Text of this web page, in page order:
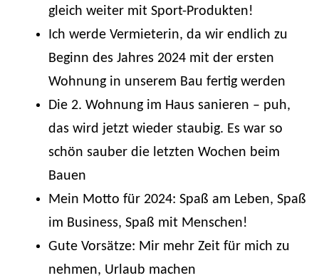
gleich weiter mit Sport-Produkten!
Ich werde Vermieterin, da wir endlich zu
Beginn des Jahres 2024 mit der ersten
Wohnung in unserem Bau fertig werden
Die 2. Wohnung im Haus sanieren – puh,
das wird jetzt wieder staubig. Es war so
schön sauber die letzten Wochen beim
Bauen
Mein Motto für 2024: Spaß am Leben, Spaß
im Business, Spaß mit Menschen!
Gute Vorsätze: Mir mehr Zeit für mich zu
nehmen, Urlaub machen